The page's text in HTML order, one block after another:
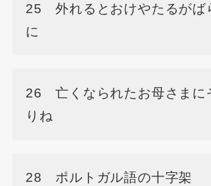
25 外れるとおけやたるがば
に
26 亡くなられたお母さまに
りね
28 ポルトガル語の十字架